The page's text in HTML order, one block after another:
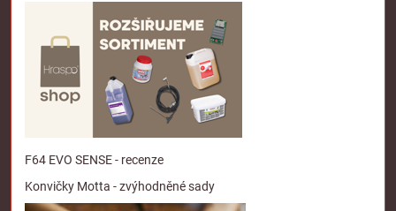
F64 EVO SENSE - recenze
Konvičky Motta - zvýhodněné sady